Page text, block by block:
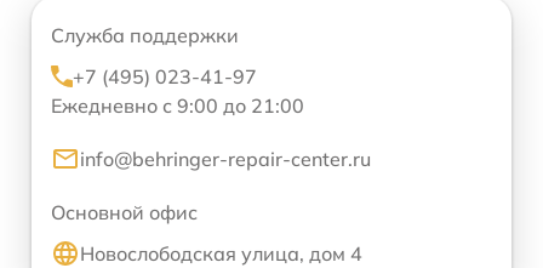
Служба поддержки
+7 (495) 023-41-97
Ежедневно с 9:00 до 21:00
info@behringer-repair-center.ru
Основной офис
Новослободская улица, дом 4